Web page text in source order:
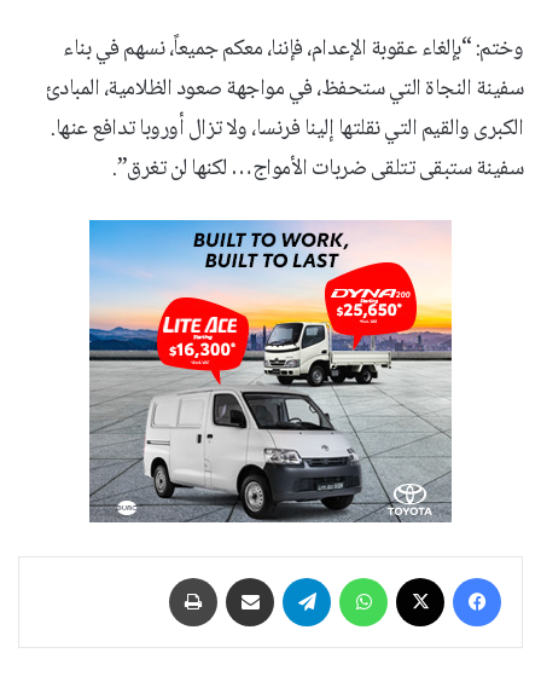
وختم: “بإلغاء عقوبة الإعدام، فإننا، معكم جميعاً، نسهم في بناء
سفينة النجاة التي ستحفظ، في مواجهة صعود الظلامية، المبادئ
الكبرى والقيم التي نقلتها إلينا فرنسا، ولا تزال أوروبا تدافع عنها.
سفينة ستبقى تتلقى ضربات الأمواج… لكنها لن تغرق”.
فيسبوك واتساب تيلقرام مشاركة عبر البريد